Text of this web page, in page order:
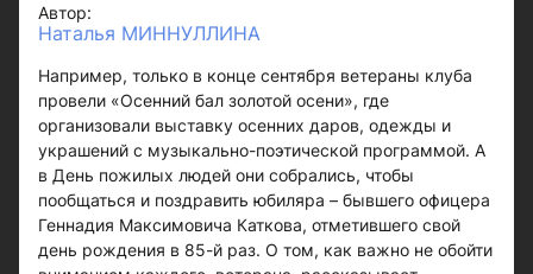
Автор:
Наталья МИННУЛЛИНА
Например, только в конце сентября ветераны клуба
провели «Осенний бал золотой осени», где
организовали выставку осенних даров, одежды и
украшений с музыкально-поэтической программой. А
в День пожилых людей они собрались, чтобы
пообщаться и поздравить юбиляра – бывшего офицера
Геннадия Максимовича Каткова, отметившего свой
день рождения в 85-й раз. О том, как важно не обойти